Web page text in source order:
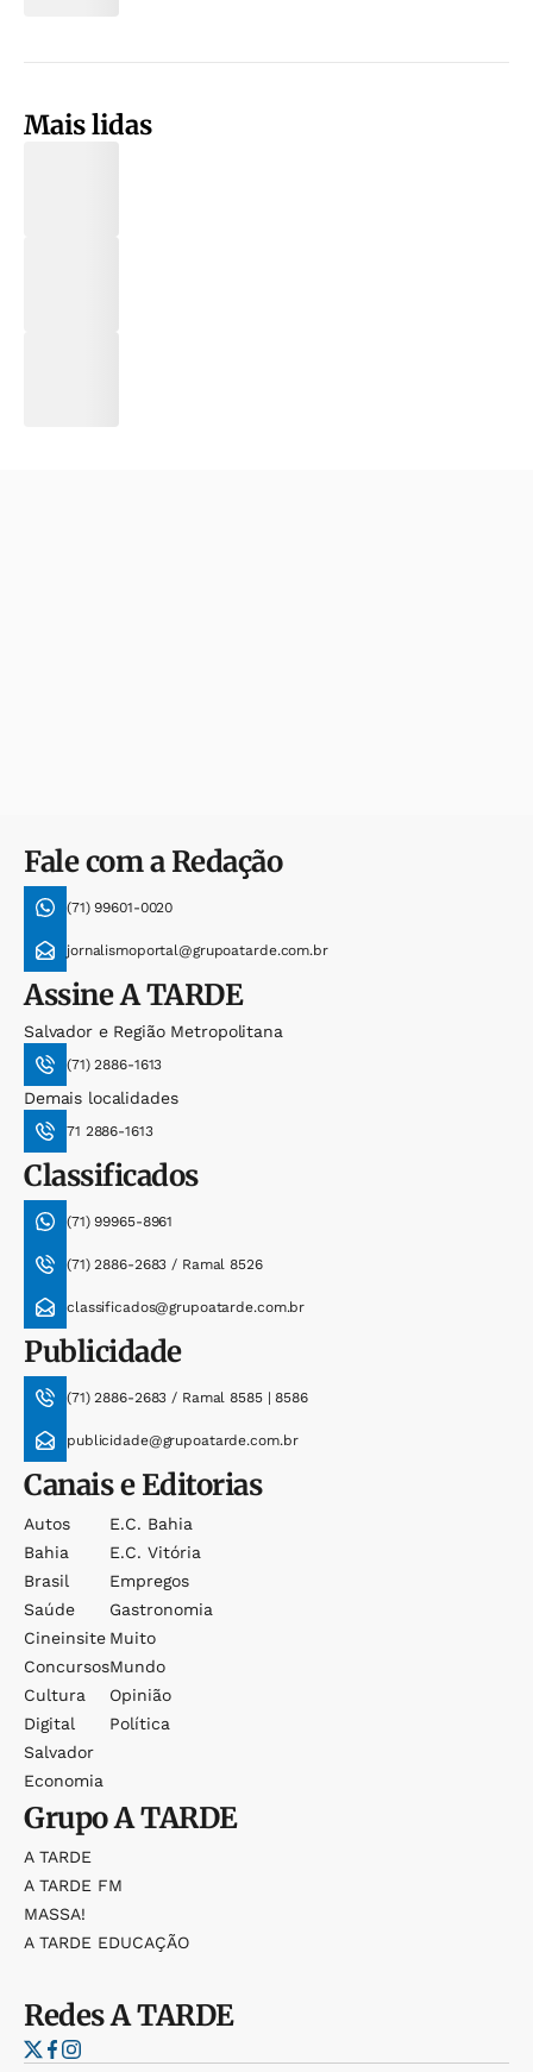
Mais lidas
Fale com a Redação
(71) 99601-0020
jornalismoportal@grupoatarde.com.br
AssineA TARDE
Salvador e Região Metropolitana
(71) 2886-1613
Demais localidades
71 2886-1613
Classificados
(71) 99965-8961
(71) 2886-2683 / Ramal 8526
classificados@grupoatarde.com.br
Publicidade
(71) 2886-2683 / Ramal 8585 | 8586
publicidade@grupoatarde.com.br
Canais e Editorias
Autos
Bahia
Brasil
Saúde
Cineinsite
Concursos
Cultura
Digital
Salvador
Economia
E.c. Bahia
E.c. Vitória
Empregos
Gastronomia
Muito
Mundo
Opinião
Política
GrupoA TARDE
A TARDE
A TARDE FM
MASSA!
A TARDE EDUCAÇÃO
RedesA TARDE